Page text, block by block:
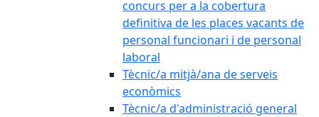
concurs per a la cobertura
definitiva de les places vacants de
personal funcionari i de personal
laboral
Tècnic/a mitjà/ana de serveis
econòmics
Tècnic/a d'administració general